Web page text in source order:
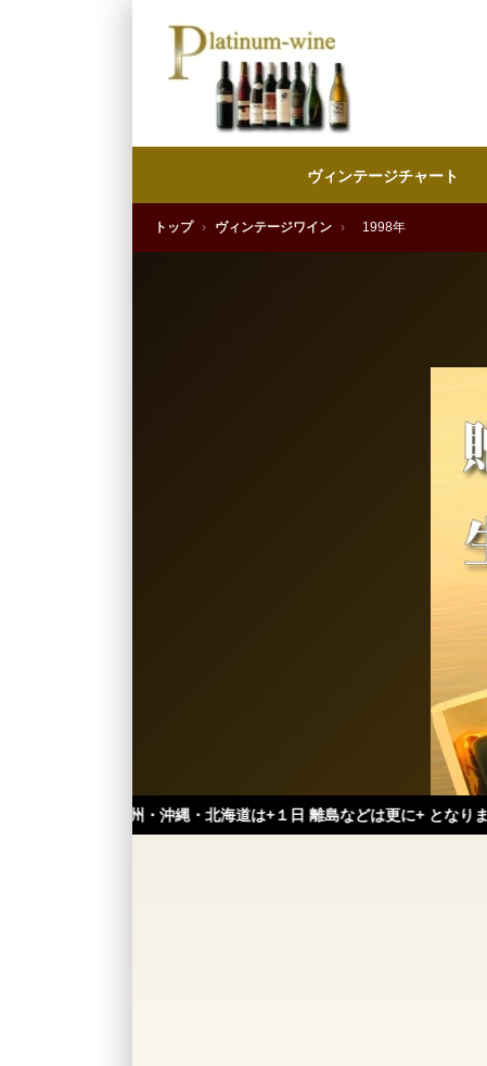
ヴィンテージチャート
トップ › ヴィンテージワイン › 1998年
沖縄・北海道は+１日 離島などは更に+ となります。）